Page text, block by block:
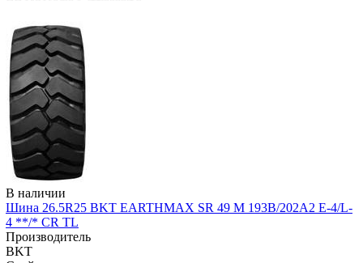
В наличии
Шина 26.5R25 BKT EARTHMAX SR 49 M 193B/202A2 E-4/L-
4 **/* CR TL
Производитель
BKT